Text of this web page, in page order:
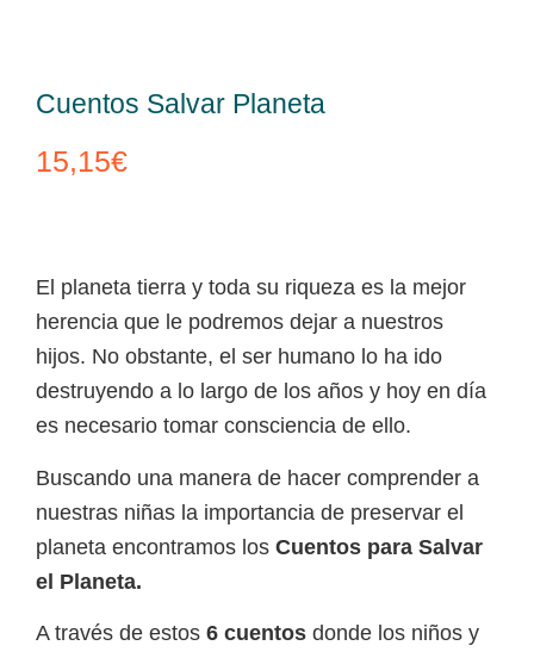
Cuentos Salvar Planeta
15,15€
El planeta tierra y toda su riqueza es la mejor
herencia que le podremos dejar a nuestros
hijos. No obstante, el ser humano lo ha ido
destruyendo a lo largo de los años y hoy en día
es necesario tomar consciencia de ello.
Buscando una manera de hacer comprender a
nuestras niñas la importancia de preservar el
planeta encontramos los Cuentos para Salvar
el Planeta.
A través de estos 6 cuentos donde los niños y